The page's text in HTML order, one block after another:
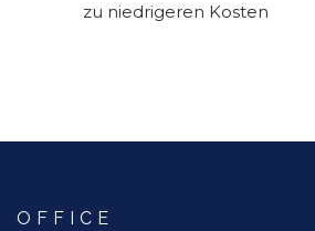
zu niedrigeren Kosten
OFFICE